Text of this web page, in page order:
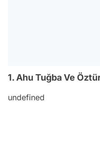
1. Ahu Tuğba Ve
undefined